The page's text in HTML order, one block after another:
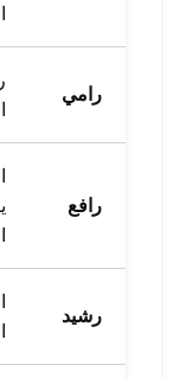
رامي
رافع
رشيد